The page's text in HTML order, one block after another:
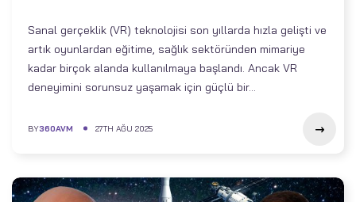
Sanal gerçeklik (VR) teknolojisi son yıllarda hızla gelişti ve
artık oyunlardan eğitime, sağlık sektöründen mimariye
kadar birçok alanda kullanılmaya başlandı. Ancak VR
deneyimini sorunsuz yaşamak için güçlü bir...
BY360AVM 27TH AĞU 2025